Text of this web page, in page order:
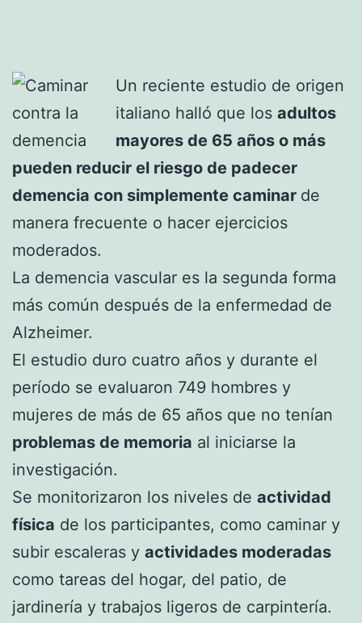
Un reciente estudio de origen
italiano halló que los adultos
mayores de 65 años o más
pueden reducir el riesgo de padecer
demencia con simplemente caminar de
manera frecuente o hacer ejercicios
moderados.
La demencia vascular es la segunda forma
más común después de la enfermedad de
Alzheimer.
El estudio duro cuatro años y durante el
período se evaluaron 749 hombres y
mujeres de más de 65 años que no tenían
problemas de memoria al iniciarse la
investigación.
Se monitorizaron los niveles de actividad
física de los participantes, como caminar y
subir escaleras y actividades moderadas
como tareas del hogar, del patio, de
jardinería y trabajos ligeros de carpintería.